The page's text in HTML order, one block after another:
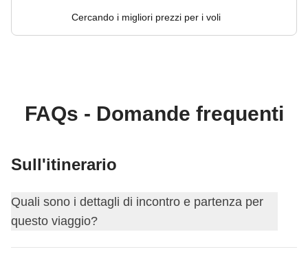
Cercando i migliori prezzi per i voli
FAQs - Domande frequenti
Sull'itinerario
Quali sono i dettagli di incontro e partenza per
questo viaggio?